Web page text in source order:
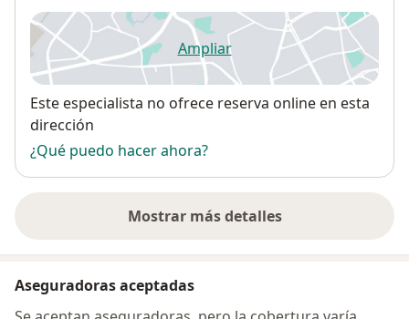
Ampliarse abre en una nueva
Disponibilidad
Este especialista no ofrece reserva online en esta
dirección
¿Qué puedo hacer ahora?
Mostrar más detalles
sobre la dirección
Aseguradoras aceptadas